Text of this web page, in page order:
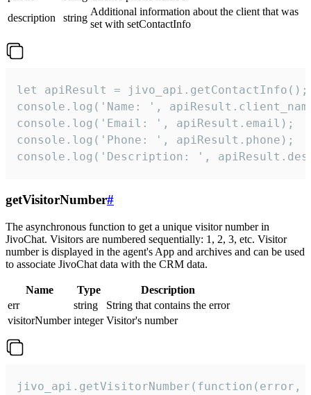
description
string
Additional information about the client that was
set with setContactInfo
let apiResult = jivo_api.getContactInfo();
console.log('Name: ',
console.log('Email: ', apiResult.email);
console.log('Phone: ', apiResult.phone);
console.log('Description: ',
getVisitorNumber#
The asynchronous function to get a unique visitor number in
JivoChat. Visitors are numbered sequentially: 1, 2, 3, etc. Visitor
number is displayed in the agent's App and archives and can be used
to associate JivoChat data with the CRM data.
Name Type
Description
err
string
String that contains the error
visitorNumber integer Visitor's number
jivo_api.getVisitorNumber(function(error,